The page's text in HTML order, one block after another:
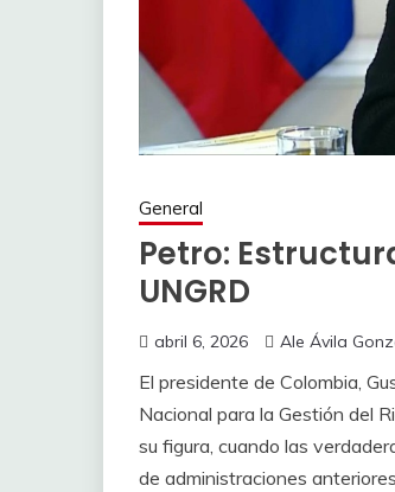
General
Petro:
UNGRD
abril 6, 2026 Ale Ávila
El presidente de Colombia,
Nacional para la Gestión del
su figura, cuando las
de administraciones